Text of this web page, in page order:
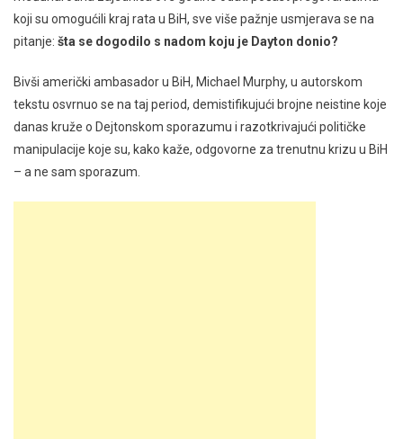
koji su omogućili kraj rata u BiH, sve više pažnje usmjerava se na
pitanje: šta se dogodilo s nadom koju je Dayton donio?
Bivši američki ambasador u BiH, Michael Murphy, u autorskom
tekstu osvrnuo se na taj period, demistifikujući brojne neistine koje
danas kruže o Dejtonskom sporazumu i razotkrivajući političke
manipulacije koje su, kako kaže, odgovorne za trenutnu krizu u BiH
– a ne sam sporazum.